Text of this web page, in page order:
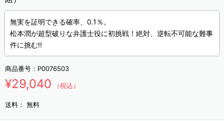
無実を証明できる確率、0.1％。
松本潤が超型破りな弁護士役に初挑戦！絶対、逆転不可能な難事
件に挑む!!
商品番号： P0076503
¥29,040 （税込）
送料： 無料